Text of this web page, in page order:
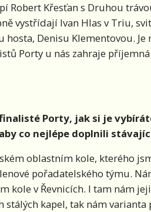
Robert Křesťan s Druhou
vystřídají Ivan Hlas v Triu,
Denisu Klementovou.
Porty u nás zahraje
Porty, jak si je
co nejlépe doplnili
oblastním kole, kterého
pořadatelského týmu.
kole v Řevnicích. I tam nám
kapel, tak nám